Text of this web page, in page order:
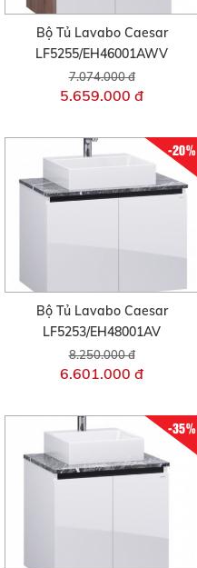
Bộ Tủ Lavabo Caesar
LF5255/EH46001AWV
7.074.000 đ
5.659.000 đ
-20%
Bộ Tủ Lavabo Caesar
LF5253/EH48001AV
8.250.000 đ
6.601.000 đ
-35%